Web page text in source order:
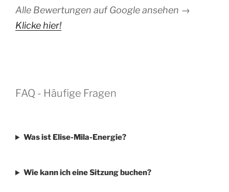
Alle Bewertungen auf Google ansehen →
Klicke hier!
FAQ - Häufige Fragen
Was ist Elise-Mila-Energie?
Wie kann ich eine Sitzung buchen?